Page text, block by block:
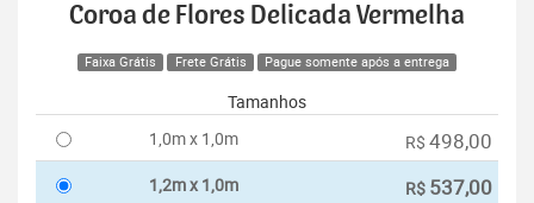
Coroa de Flores Delicada Vermelha
Faixa Grátis Frete Grátis Pague somente após a entrega
Tamanhos
1,0m x 1,0m
R$ 498,00
1,2m x 1,0m R$ 537,00